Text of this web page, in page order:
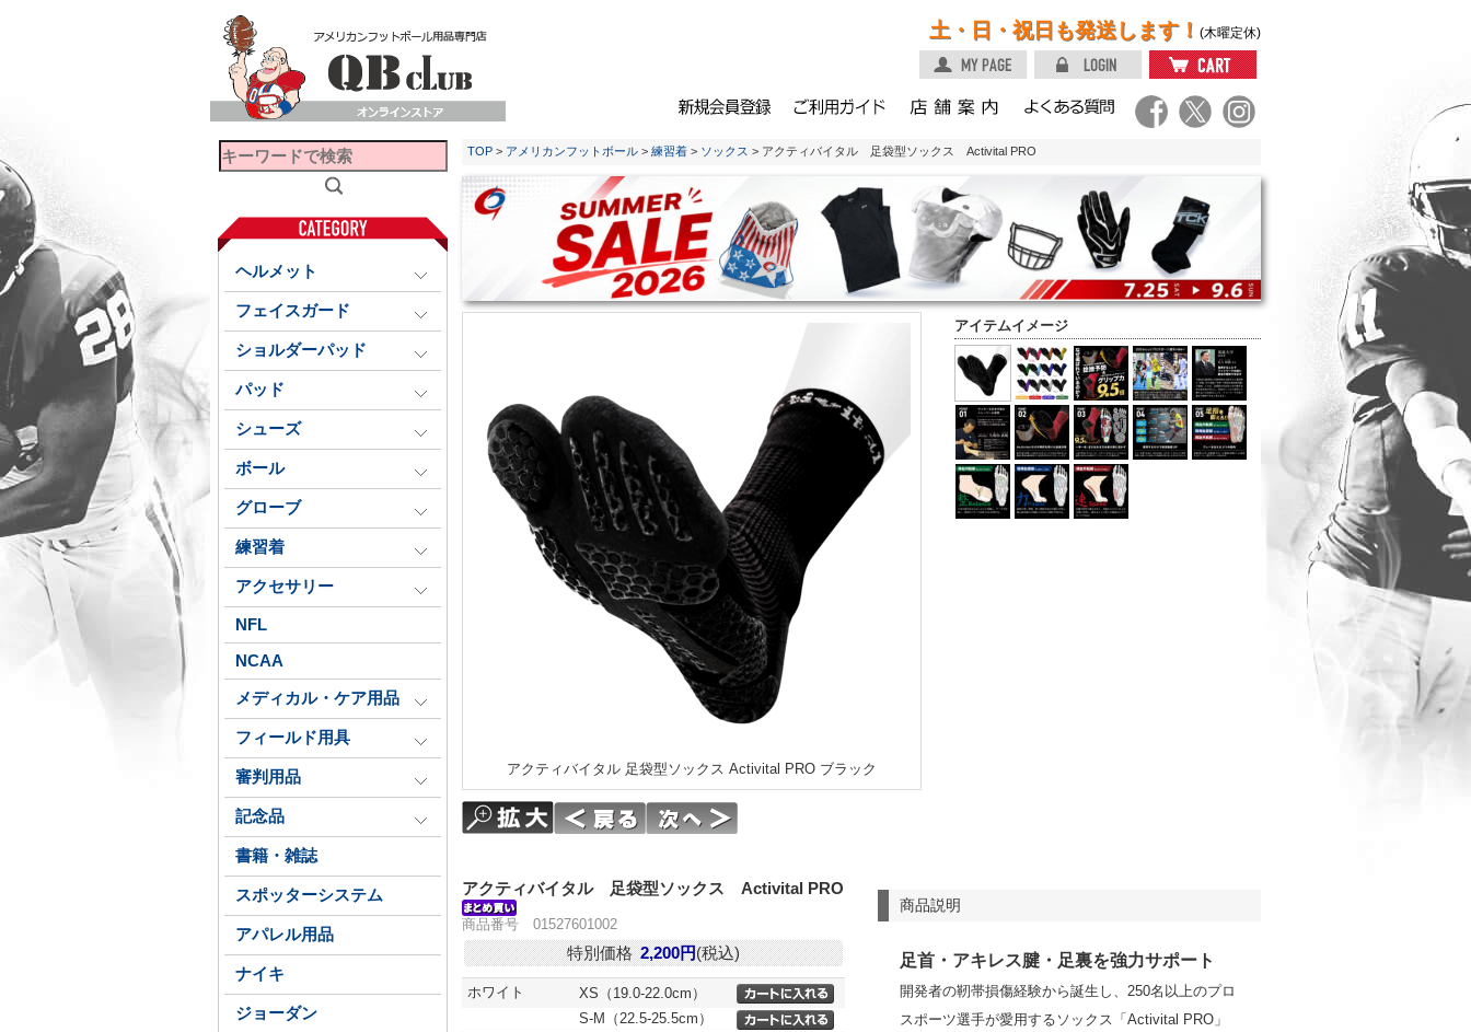
土・日・祝日も発送します！ (木曜定休)
ヘルメット
フェイスガード
ショルダーパッド
パッド
シューズ
ボール
グローブ
練習着
アクセサリー
NFL
NCAA
メディカル・ケア用品
フィールド用具
審判用品
記念品
書籍・雑誌
スポッターシステム
アパレル用品
ナイキ
ジョーダン
TOP > アメリカンフットボール > 練習着 > ソックス > アクティバイタル 足袋型ソックス Activital PRO
アイテムイメージ
アクティバイタル 足袋型ソックス Activital PRO ブラック
商品説明
足首・アキレス腱・足裏を強力サポート
開発者の靭帯損傷経験から誕生し、250名以上のプロ
スポーツ選手が愛用するソックス「Activital PRO」
アクティバイタル 足袋型ソックス Activital PRO
商品番号 01527601002
特別価格 2,200円(税込)
ホワイト
XS（19.0-22.0cm）
S-M（22.5-25.5cm）